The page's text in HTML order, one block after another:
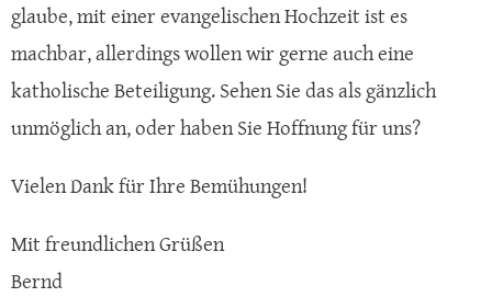
glaube, mit einer evangelischen Hochzeit ist es
machbar, allerdings wollen wir gerne auch eine
katholische Beteiligung. Sehen Sie das als gänzlich
unmöglich an, oder haben Sie Hoffnung für uns?
Vielen Dank für Ihre Bemühungen!
Mit freundlichen Grüßen
Bernd